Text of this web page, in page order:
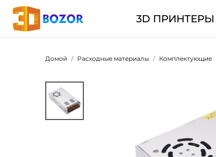
3D ПРИНТЕРЫ
Домой Расходные материалы Комплектующие